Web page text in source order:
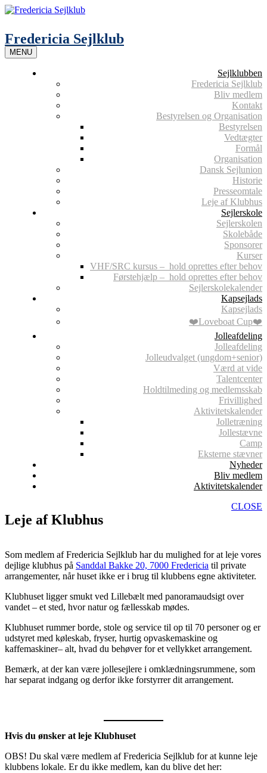
Skip
Fredericia Sejlklub
MENU
Sejlklubben
Fredericia Sejlklub
Bliv medlem
Kontakt
Bestyrelsen og Organisation
Bestyrelsen
Vedtægter
Formål
Organisation
Dansk Sejlunion
Historie
Presseomtale
Leje af Klubhus
Sejlerskole
Sejlerskolen
Skolebåde
Sponsorer
Kurser
VHF/SRC kursus – hold oprettes efter behov
Førstehjælp – hold oprettes efter behov
Sejlerskolekalender
Kapsejlads
Kapsejlads
❤️Loveboat Cup❤️
Jolleafdeling
Jolleafdeling
Jolleudvalget (ungdom+senior)
Værd at vide
Talentcenter
Holdtilmeding og medlemsskab
Frivillighed
Aktivitetskalender
Jolletræning
Jollestævne
Camp
Eksterne stævner
Nyheder
Bliv medlem
Aktivitetskalender
CLOSE
Leje af Klubhus
Som medlem af Fredericia Sejlklub har du mulighed for at leje vores
dejlige klubhus på Sanddal Bakke 20, 7000 Fredericia til private
arrangementer, når huset ikke er i brug til klubbens egne aktiviteter.
Klubhuset ligger smukt ved Lillebælt med panoramaudsigt over
vandet – et sted, hvor natur og fællesskab mødes.
Klubhuset rummer borde, stole og service til op til 70 personer og er
udstyret med køleskab, fryser, hurtig opvaskemaskine og
kaffemaskiner– alt, hvad du behøver for et vellykket arrangement.
Bemærk, at der kan være jollesejlere i omklædningsrummene, som
har separat indgang og derfor ikke forstyrrer dit arrangement.
Hvis du ønsker at leje Klubhuset
OBS! Du skal være medlem af Fredericia Sejlklub for at kunne leje
klubbens lokale. Er du ikke medlem, kan du blive det her: